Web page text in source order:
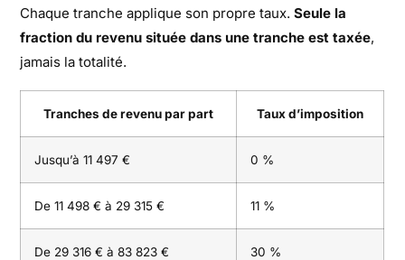
Chaque tranche applique son propre taux.Seule la
fraction du revenu située dans une tranche est taxée,
jamais la totalité.
Tranches de revenu par part Taux d’imposition
Jusqu’à 11 497 € 0 %
De 11 498 € à 29 315 € 11 %
De 29 316 € à 83 823 € 30 %